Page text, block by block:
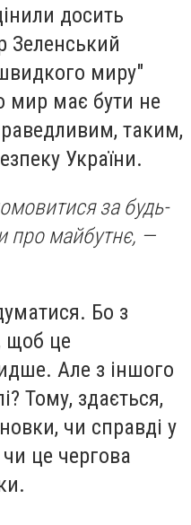
досить
Зеленський
миру"
мир має бути не
таким,
України.
за будь-
про майбутнє, —
Бо з
щоб це
Але з іншого
Тому, здається,
чи справді у
це чергова